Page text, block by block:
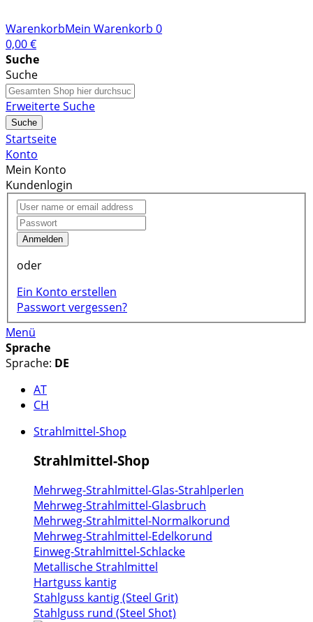
WarenkorbMein Warenkorb 0
0,00 €
Suche
Suche
Erweiterte Suche
Suche
Startseite
Konto
Mein Konto
Kundenlogin
Anmelden
oder
Ein Konto erstellen
Passwort vergessen?
Menü
Sprache
Sprache: DE
AT
CH
Strahlmittel-Shop
Strahlmittel-Shop
Mehrweg-Strahlmittel-Glas-Strahlperlen
Mehrweg-Strahlmittel-Glasbruch
Mehrweg-Strahlmittel-Normalkorund
Mehrweg-Strahlmittel-Edelkorund
Einweg-Strahlmittel-Schlacke
Metallische Strahlmittel
Hartguss kantig
Stahlguss kantig (Steel Grit)
Stahlguss rund (Steel Shot)